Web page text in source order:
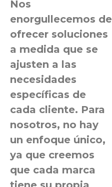
Nos
enorgullecemos de
ofrecer soluciones
a medida que se
ajusten a las
necesidades
específicas de
cada cliente. Para
nosotros, no hay
un enfoque único,
ya que creemos
que cada marca